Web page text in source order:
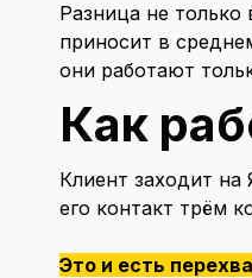
Разница не
приносит в
они работают
Как
Клиент заходит на
его контакт трём
Это и есть